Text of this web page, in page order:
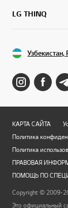
LG THINQ
Узбекистан,
КАРТА САЙТА
Политика
Политика
ПРАВОВАЯ
ПОМОЩЬ ПО
Copyright © 2009-
Это официальный